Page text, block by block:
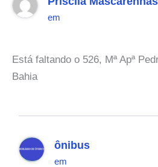
em
Está faltando o 526, Mª Apª
Bahia
ônibus
em